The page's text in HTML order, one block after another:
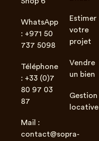
WhatsApp
: +971 50
737 5098
Téléphone
: +33 (0)7
80 97 03
87
Mail :
contact@sopra-
Estimer
votre
projet
Vendre
un bien
Gestion
locative